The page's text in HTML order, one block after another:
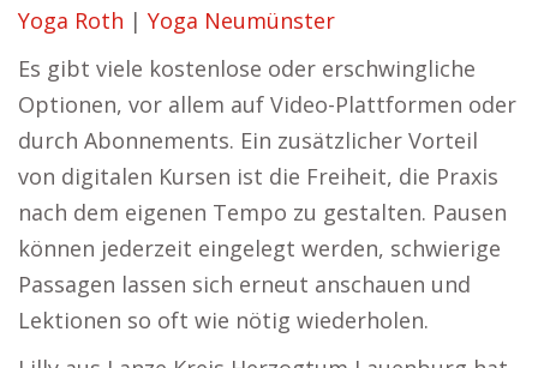
Yoga Roth | Yoga Neumünster
Es gibt viele kostenlose oder erschwingliche
Optionen, vor allem auf Video-Plattformen oder
durch Abonnements. Ein zusätzlicher Vorteil
von digitalen Kursen ist die Freiheit, die Praxis
nach dem eigenen Tempo zu gestalten. Pausen
können jederzeit eingelegt werden, schwierige
Passagen lassen sich erneut anschauen und
Lektionen so oft wie nötig wiederholen.